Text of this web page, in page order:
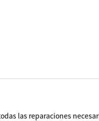
las reparaciones